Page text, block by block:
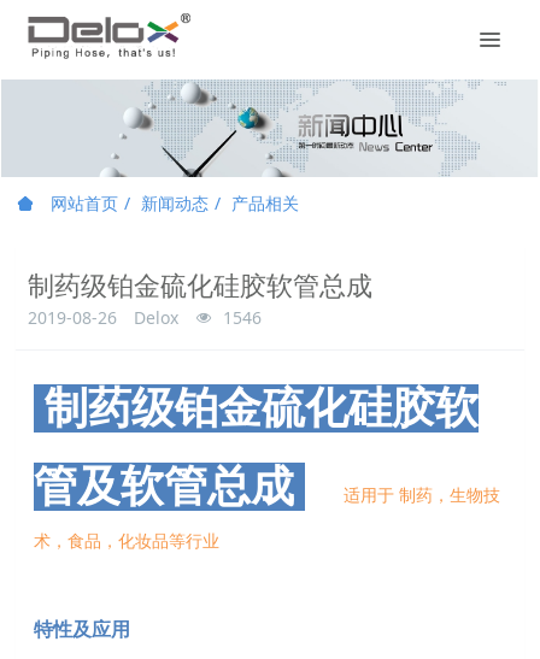
网站首页 新闻动态 产品相关
制药级铂金硫化硅胶软管总成
2019-08-26 Delox 1546
制药级铂金硫化硅胶软
管及软管总成 适用于 制药，生物技
术，食品，化妆品等行业
特性及应用